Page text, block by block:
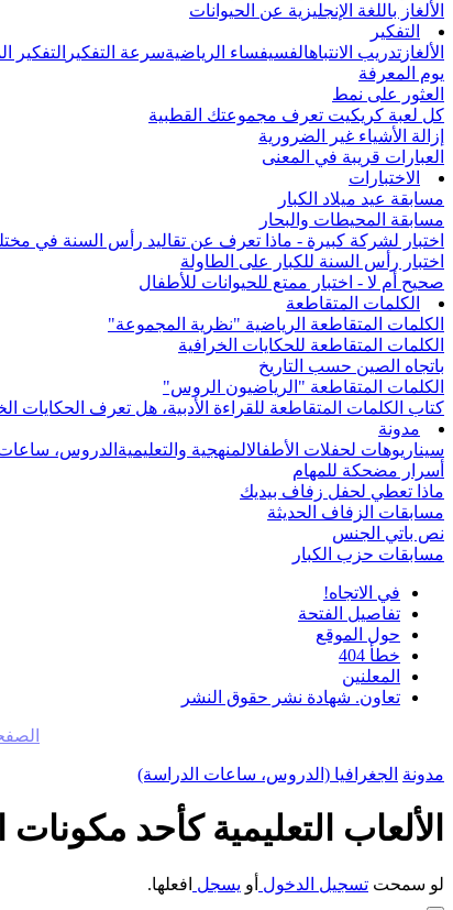
الألغاز باللغة الإنجليزية عن الحيوانات
التفكير
الألغاز تدريب الانتباهالفسيفساء الرياضيةسرعة التفكير التفكير
يوم المعرفة
العثور على نمط
كل لعبة كريكيت تعرف مجموعتك القطبية
إزالة الأشياء غير الضرورية
العبارات قريبة في المعنى
الاختبارات
مسابقة عيد ميلاد الكبار
مسابقة المحيطات والبحار
اختبار لشركة كبيرة - ماذا تعرف عن تقاليد رأس السنة في
اختبار رأس السنة للكبار على الطاولة
صحيح أم لا - اختبار ممتع للحيوانات للأطفال
الكلمات المتقاطعة
الكلمات المتقاطعة الرياضية "نظرية المجموعة"
الكلمات المتقاطعة للحكايات الخرافية
باتجاه الصين حسب التاريخ
الكلمات المتقاطعة "الرياضيون الروس"
كتاب الكلمات المتقاطعة للقراءة الأدبية، هل تعرف الحكايات
مدونة
سيناريوهات لحفلات الأطفالالمنهجية والتعليمية الدروس،
أسرار مضحكة للمهام
ماذا تعطي لحفل زفاف بيديك
مسابقات الزفاف الحديثة
نص باتي الجنس
مسابقات حزب الكبار
في الاتجاه!
تفاصيل الفتحة
حول الموقع
خطأ 404
المعلنين
تعاون. شهادة نشر حقوق النشر
مدونة الجغرافيا (الدروس، ساعات الدراسة)
الألعاب التعليمية كأحد
لو سمحت تسجيل الدخول أو يسجل افعلها.